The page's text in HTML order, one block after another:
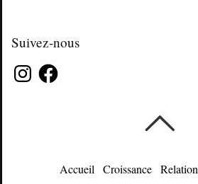
Suivez-nous
InstagramFacebook
Accueil Croissance Relation